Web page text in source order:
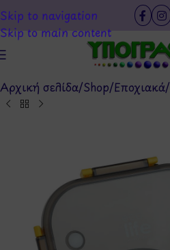
Skip to navigation
Skip to main content
Αρχική σελίδα/Shop/Εποχιακά/